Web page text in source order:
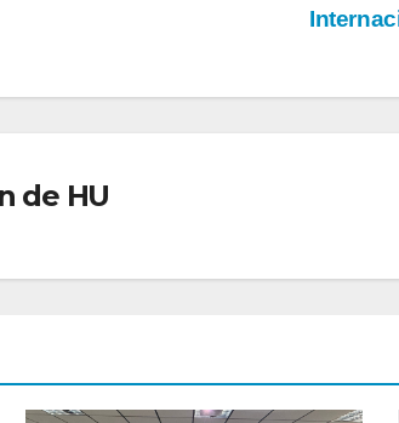
de HU